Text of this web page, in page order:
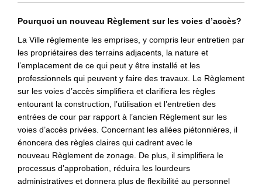
Pourquoi un nouveau Règlement sur les voies d’accès?
La Ville réglemente les emprises, y compris leur entretien par
les propriétaires des terrains adjacents, la nature et
l’emplacement de ce qui peut y être installé et les
professionnels qui peuvent y faire des travaux. Le Règlement
sur les voies d’accès simplifiera et clarifiera les règles
entourant la construction, l’utilisation et l’entretien des
entrées de cour par rapport à l’ancien Règlement sur les
voies d’accès privées . Concernant les allées piétonnières, il
énoncera des règles claires qui cadrent avec le
nouveau Règlement de zonage. De plus, il simplifiera le
processus d’approbation, réduira les lourdeurs
administratives et donnera plus de flexibilité au personnel